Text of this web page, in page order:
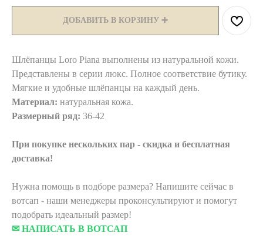
ДОБАВИТЬ В КОРЗИНУ ➕
Шлёпанцы Loro Piana выполнены из натуральной кожи.
Представлены в серии люкс. Полное соответствие бутику.
Мягкие и удобные шлёпанцы на каждый день.
Материал: натуральная кожа.
Размерный ряд: 36-42
При покупке нескольких пар - скидка и бесплатная
доставка!
Нужна помощь в подборе размера? Напишите сейчас в
вотсап - наши менеджеры проконсультируют и помогут
подобрать идеальный размер!
✉ НАПИСАТЬ В ВОТСАП